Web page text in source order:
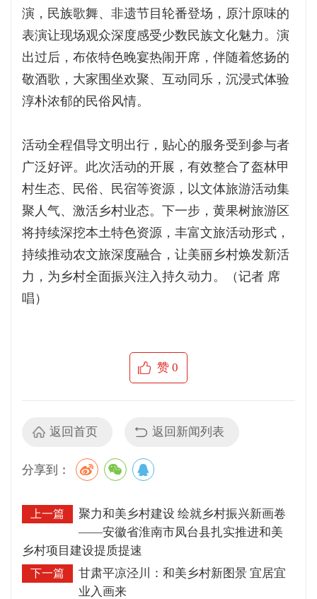
演，民族歌舞、非遗节目轮番登场，原汁原味的
表演让现场观众深度感受少数民族文化魅力。演
出过后，布依特色晚宴热闹开席，伴随着悠扬的
敬酒歌，大家围坐欢聚、互动同乐，沉浸式体验
淳朴浓郁的民俗风情。
活动全程倡导文明出行，贴心的服务受到参与者
广泛好评。此次活动的开展，有效整合了盔林甲
村生态、民俗、民宿等资源，以文体旅游活动集
聚人气、激活乡村业态。下一步，黄果树旅游区
将持续深挖本土特色资源，丰富文旅活动形式，
持续推动农文旅深度融合，让美丽乡村焕发新活
力，为乡村全面振兴注入持久动力。（记者 席
唱）
赞0
返回首页 返回新闻列表
分享到：
上一篇
聚力和美乡村建设 绘就乡村振兴新画卷
——安徽省淮南市凤台县扎实推进和美
乡村项目建设提质提速
下一篇
甘肃平凉泾川：和美乡村新图景 宜居宜
业入画来